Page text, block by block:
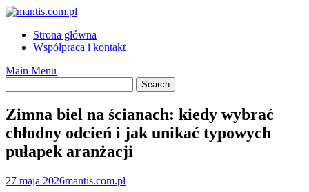
Skip
contentStrona główna
Współpraca i kontakt
Main Menu
Zimna biel na ścianach: kiedy wybrać
chłodny odcień i jak unikać typowych
pułapek aranżacji
27 maja 2026mantis.com.pl